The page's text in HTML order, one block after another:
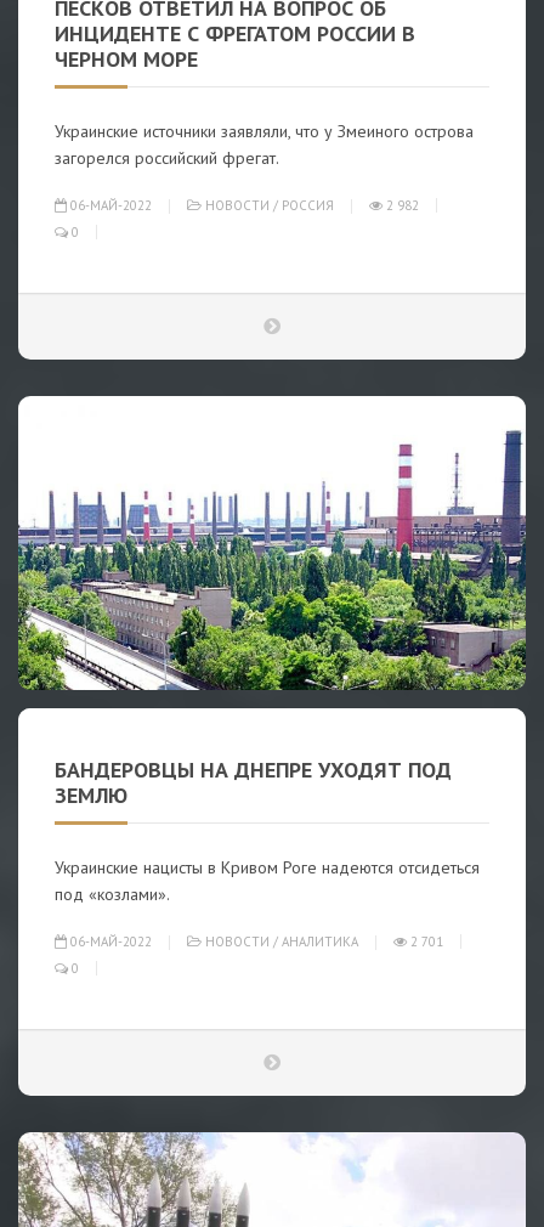
ПЕСКОВ ОТВЕТИЛ НА ВОПРОС ОБ
ИНЦИДЕНТЕ С ФРЕГАТОМ РОССИИ В
ЧЕРНОМ МОРЕ
Украинские источники заявляли, что у Змеиного острова
загорелся российский фрегат.
06-МАЙ-2022 НОВОСТИ / РОССИЯ
2 982
0
БАНДЕРОВЦЫ НА ДНЕПРЕ УХОДЯТ ПОД
ЗЕМЛЮ
Украинские нацисты в Кривом Роге надеются отсидеться
под «козлами».
06-МАЙ-2022 НОВОСТИ / АНАЛИТИКА
2 701
0